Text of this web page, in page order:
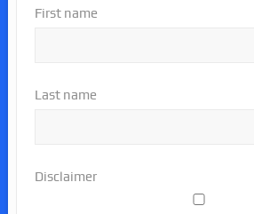
First name
Last name
Disclaimer